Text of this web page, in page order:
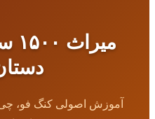
آموزش اصولی کنگ فو،